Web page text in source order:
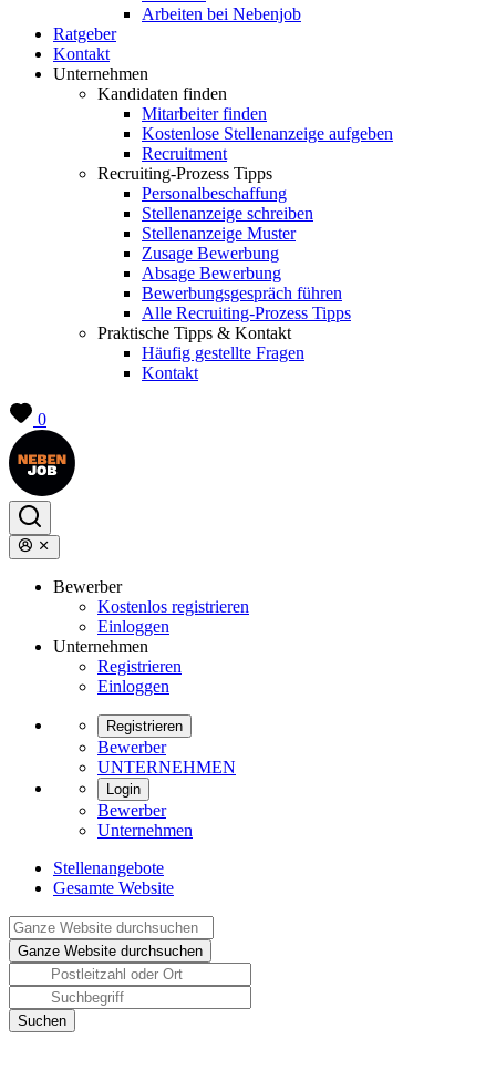
Arbeiten bei Nebenjob
Ratgeber
Kontakt
Unternehmen
Kandidaten finden
Mitarbeiter finden
Kostenlose Stellenanzeige aufgeben
Recruitment
Recruiting-Prozess Tipps
Personalbeschaffung
Stellenanzeige schreiben
Stellenanzeige Muster
Zusage Bewerbung
Absage Bewerbung
Bewerbungsgespräch führen
Alle Recruiting-Prozess Tipps
Praktische Tipps & Kontakt
Häufig gestellte Fragen
Kontakt
0
Bewerber
Kostenlos registrieren
Einloggen
Unternehmen
Registrieren
Einloggen
Registrieren
Bewerber
UNTERNEHMEN
Login
Bewerber
Unternehmen
Stellenangebote
Gesamte Website